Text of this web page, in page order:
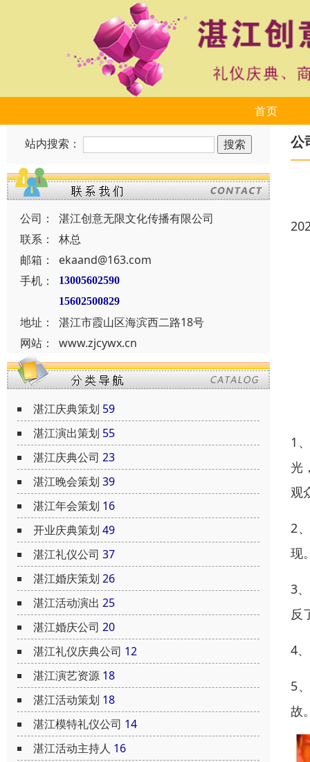
首页
站内搜索：
公司：
湛江创意无限文化传播有限公司
联系：
林总
邮箱：
ekaand@163.com
手机：
13005602590
15602500829
地址：
湛江市霞山区海滨西二路18号
网站：
www.zjcywx.cn
湛江庆典策划 59
湛江演出策划 55
湛江庆典公司 23
湛江晚会策划 39
湛江年会策划 16
开业庆典策划 49
湛江礼仪公司 37
湛江婚庆策划 26
湛江活动演出 25
湛江婚庆公司 20
湛江礼仪庆典公司 12
湛江演艺资源 18
湛江活动策划 18
湛江模特礼仪公司 14
湛江活动主持人 16
公
1
光
观
2
现
3
反
4
5
故